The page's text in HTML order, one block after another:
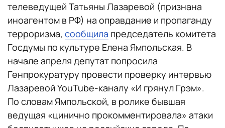
телеведущей Татьяны Лазаревой (признана
иноагентом в РФ) на оправдание и пропаганду
терроризма, сообщила председатель комитета
Госдумы по культуре Елена Ямпольская. В
начале апреля депутат попросила
Генпрокуратуру провести проверку интервью
Лазаревой YouTube-каналу «И грянул Грэм».
По словам Ямпольской, в ролике бывшая
ведущая «цинично прокомментировала» атаки